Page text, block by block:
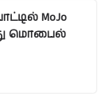
MoJo
மொபைல்